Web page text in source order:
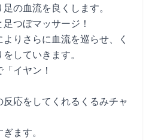
の血流を良くします。
つぼマッサージ！
りさらに血流を巡らせ、く
していきます。
イヤン！
反応をしてくれるくるみチャ
ます。